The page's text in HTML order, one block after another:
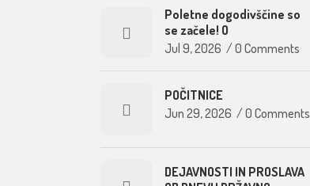
Poletne dogodivščine so
se začele! O
Jul 9, 2026 /0 Comments
POČITNICE
Jun 29, 2026 /0 Comments
DEJAVNOSTI IN PROSLAVA